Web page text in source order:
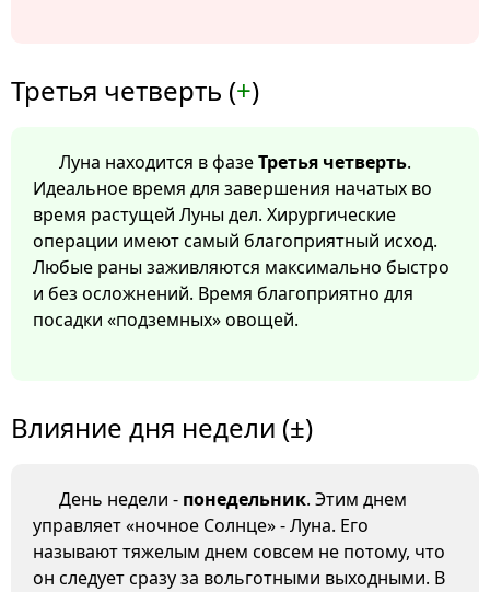
Третья четверть (+)
Луна находится в фазеТретья четверть.
Идеальное время для завершения начатых во
время растущей Луны дел. Хирургические
операции имеют самый благоприятный исход.
Любые раны заживляются максимально быстро
и без осложнений. Время благоприятно для
посадки «подземных» овощей.
Влияние дня недели (±)
День недели - понедельник. Этим днем
управляет «ночное Солнце» - Луна. Его
называют тяжелым днем совсем не потому, что
он следует сразу за вольготными выходными. В